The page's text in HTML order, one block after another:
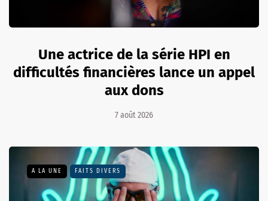
Une actrice de la série HPI en
difficultés financières lance un appel
aux dons
7 août 2026
A LA UNE FAITS DIVERS